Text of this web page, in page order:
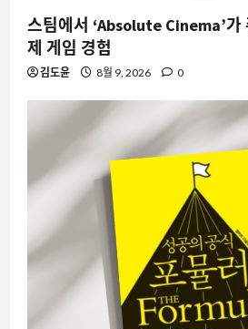
스팀에서 ‘Absolute Cinema’가
제 게임 경험
김도윤 8월 9, 2026 0